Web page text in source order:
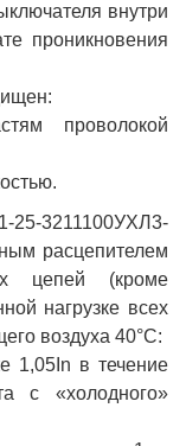
внутри
проникновения
проволокой
25-3211100УХЛ3-
расцепителем
цепей (кроме
нагрузке всех
воздуха 40°С:
1,05In в течение
с «холодного»